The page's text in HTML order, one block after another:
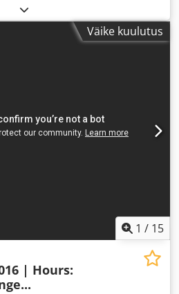
Väike kuulutus
1 / 15
| Hours: